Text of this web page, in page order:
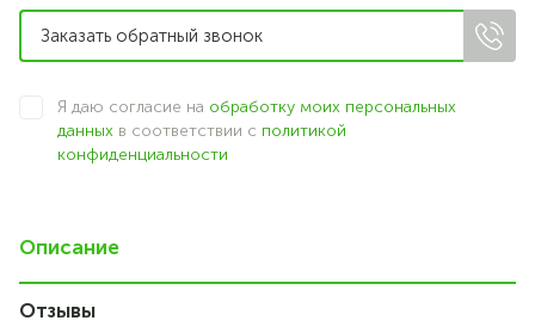
Я даю согласие на обработку моих персональных
данных в соответствии с политикой
конфиденциальности
Описание
Отзывы